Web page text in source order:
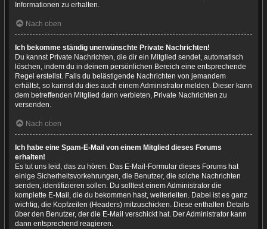
Informationen zu erhalten.
Nach oben
Ich bekomme ständig unerwünschte Private Nachrichten!
Du kannst Private Nachrichten, die dir ein Mitglied sendet, automatisch
löschen, indem du in deinem persönlichen Bereich eine entsprechende
Regel erstellst. Falls du belästigende Nachrichten von jemandem
erhältst, so kannst du dies auch einem Administrator melden. Dieser kann
dem betreffenden Mitglied dann verbieten, Private Nachrichten zu
versenden.
Nach oben
Ich habe eine Spam-E-Mail von einem Mitglied dieses Forums
erhalten!
Es tut uns leid, das zu hören. Das E-Mail-Formular dieses Forums hat
einige Sicherheitsvorkehrungen, die Benutzer, die solche Nachrichten
senden, identifizieren sollen. Du solltest einem Administrator die
komplette E-Mail, die du bekommen hast, weiterleiten. Dabei ist es ganz
wichtig, die Kopfzeilen (Headers) mitzuschicken. Diese enthalten Details
über den Benutzer, der die E-Mail verschickt hat. Der Administrator kann
dann entsprechend reagieren.